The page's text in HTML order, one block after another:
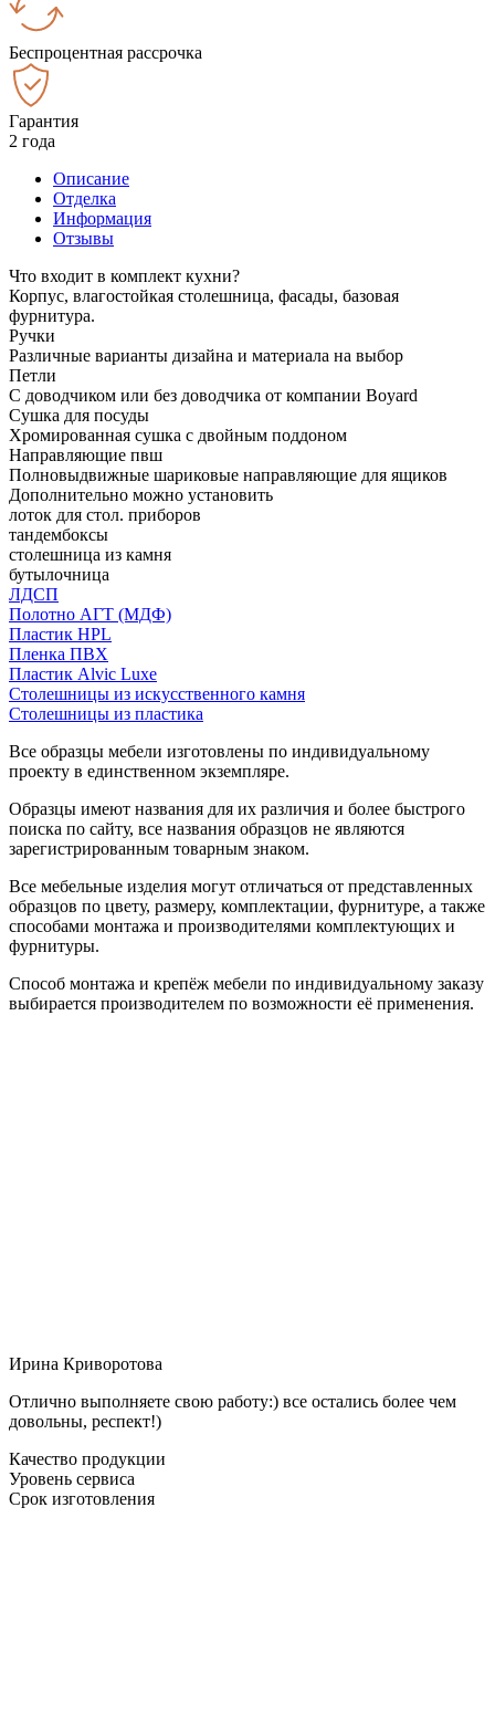
Беспроцентная рассрочка
Гарантия
2 года
Описание
Отделка
Информация
Отзывы
Что входит в комплект кухни?
Корпус, влагостойкая столешница, фасады, базовая
фурнитура.
Ручки
Различные варианты дизайна и материала на выбор
Петли
С доводчиком или без доводчика от компании Boyard
Сушка для посуды
Хромированная сушка с двойным поддоном
Направляющие пвш
Полновыдвижные шариковые направляющие для ящиков
Дополнительно можно установить
лоток для стол. приборов
тандембоксы
столешница из камня
бутылочница
ЛДСП
Полотно АГТ (МДФ)
Пластик HPL
Пленка ПВХ
Пластик Alvic Luxe
Столешницы из искусственного камня
Столешницы из пластика
Все образцы мебели изготовлены по индивидуальному
проекту в единственном экземпляре.
Образцы имеют названия для их различия и более быстрого
поиска по сайту, все названия образцов не являются
зарегистрированным товарным знаком.
Все мебельные изделия могут отличаться от представленных
образцов по цвету, размеру, комплектации, фурнитуре, а также
способами монтажа и производителями комплектующих и
фурнитуры.
Способ монтажа и крепёж мебели по индивидуальному заказу
выбирается производителем по возможности её применения.
Ирина Криворотова
Отлично выполняете свою работу:) все остались более чем
довольны, респект!)
Качество продукции
Уровень сервиса
Срок изготовления